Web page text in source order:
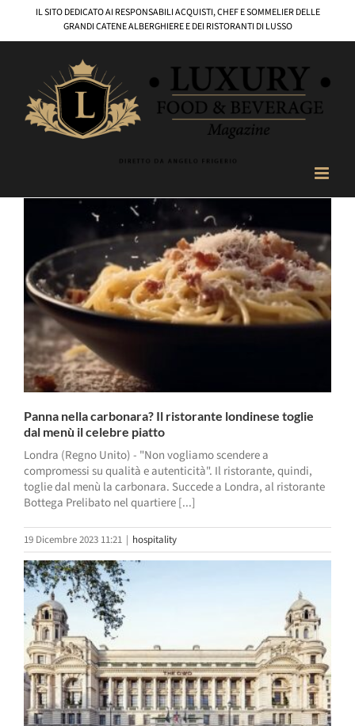
contenuto
IL SITO DEDICATO AI RESPONSABILI ACQUISTI, CHEF E SOMMELIER DELLE
GRANDI CATENE ALBERGHIERE E DEI RISTORANTI DI LUSSO
Panna nella carbonara? Il ristorante londinese toglie
dal menù il celebre piatto
Londra (Regno Unito) - "Non vogliamo scendere a
compromessi su qualità e autenticità". Il ristorante, quindi,
toglie dal menù la carbonara. Succede a Londra, al ristorante
Bottega Prelibato nel quartiere [...]
19 Dicembre 2023 11:21 | hospitality